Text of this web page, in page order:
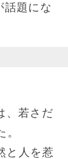
話題にな
、若さだ
と人を惹